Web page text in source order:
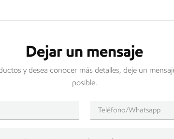
Dejar un mensaje
y desea conocer más detalles, deje un
posible.